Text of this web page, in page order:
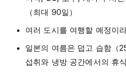
（최대 90일）
여러 도시를 여행할 예정이
일본의 여름은 덥고 습함（
섭취와 냉방 공간에서의 휴